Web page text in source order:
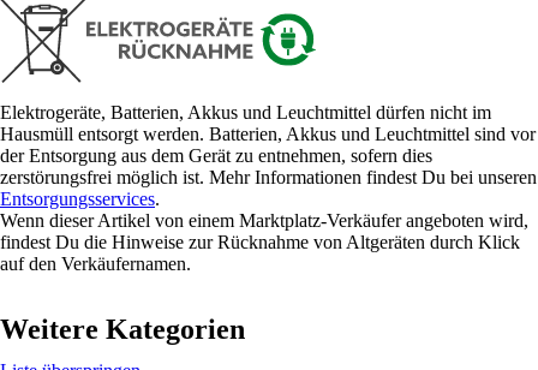
Elektrogeräte, Batterien, Akkus und Leuchtmittel dürfen nicht im
Hausmüll entsorgt werden. Batterien, Akkus und Leuchtmittel sind vor
der Entsorgung aus dem Gerät zu entnehmen, sofern dies
zerstörungsfrei möglich ist. Mehr Informationen findest Du bei unseren
Entsorgungsservices.
Wenn dieser Artikel von einem Marktplatz-Verkäufer angeboten wird,
findest Du die Hinweise zur Rücknahme von Altgeräten durch Klick
auf den Verkäufernamen.
Weitere Kategorien